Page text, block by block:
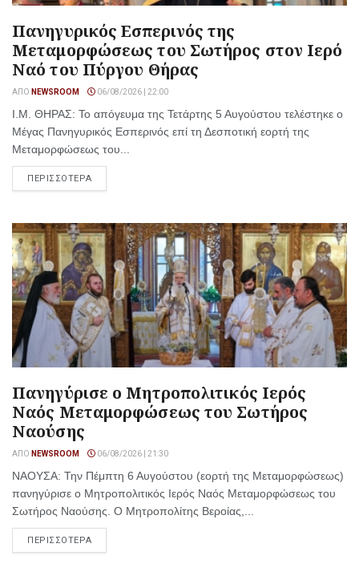
Πανηγυρικός Εσπερινός της
Μεταμορφώσεως του Σωτήρος στον Ιερό
Ναό του Πύργου Θήρας
ΑΠΌ NEWSROOM 06/08/2026 | 22:00
Ι.Μ. ΘΗΡΑΣ: Το απόγευμα της Τετάρτης 5 Αυγούστου τελέστηκε ο
Μέγας Πανηγυρικός Εσπερινός επί τη Δεσποτική εορτή της
Μεταμορφώσεως του...
ΠΕΡΙΣΣΟΤΕΡΑ
Πανηγύρισε ο Μητροπολιτικός Ιερός
Ναός Μεταμορφώσεως του Σωτήρος
Ναούσης
ΑΠΌ NEWSROOM 06/08/2026 | 21:30
ΝΑΟΥΣΑ: Την Πέμπτη 6 Αυγούστου (εορτή της Μεταμορφώσεως)
πανηγύρισε ο Μητροπολιτικός Ιερός Ναός Μεταμορφώσεως του
Σωτήρος Ναούσης. Ο Μητροπολίτης Βεροίας,...
ΠΕΡΙΣΣΟΤΕΡΑ